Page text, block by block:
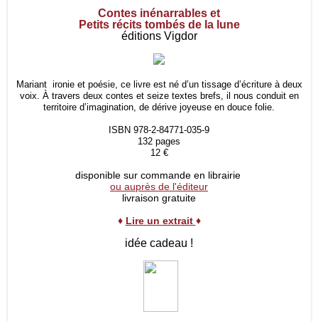
Contes inénarrables et
Petits récits tombés de la lune
éditions Vigdor
Mariant ironie et poésie, ce livre est né d’un tissage d’écriture à deux
voix. À travers deux contes et seize textes brefs, il nous conduit en
territoire d’imagination, de dérive joyeuse en douce folie.
ISBN 978-2-84771-035-9
132 pages
12 €
disponible sur commande en librairie
ou auprès de l'éditeur
livraison gratuite
♦ Lire un extrait ♦
idée cadeau !